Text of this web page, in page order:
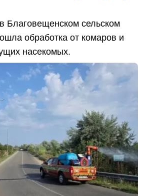
Благовещенском сельском
обработка от комаров и
насекомых.